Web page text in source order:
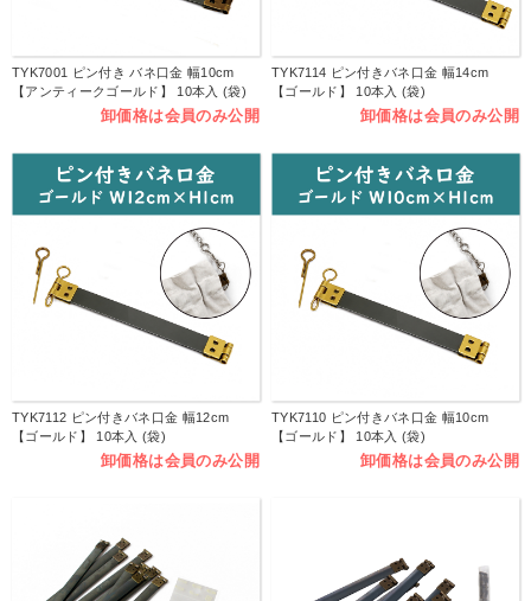
TYK7001 ピン付き バネ口金 幅10cm
【アンティークゴールド】 10本入 (袋)
卸価格は会員のみ公開
TYK7114 ピン付きバネ口金 幅14cm
【ゴールド】 10本入 (袋)
卸価格は会員のみ公開
TYK7112 ピン付きバネ口金 幅12cm
【ゴールド】 10本入 (袋)
卸価格は会員のみ公開
TYK7110 ピン付きバネ口金 幅10cm
【ゴールド】 10本入 (袋)
卸価格は会員のみ公開